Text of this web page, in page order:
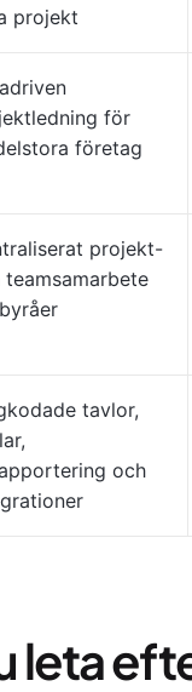
projekt
för
företag
projekt-
teamsamarbete
tavlor,
och
leta